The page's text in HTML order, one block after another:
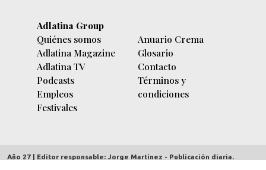
Adlatina Group
Quiénes somos
Adlatina Magazine
Adlatina TV
Podcasts
Empleos
Festivales
Anuario Crema
Glosario
Contacto
Términos y
condiciones
Año 27 | Editor responsable: Jorge Martínez - Publicación diaria.